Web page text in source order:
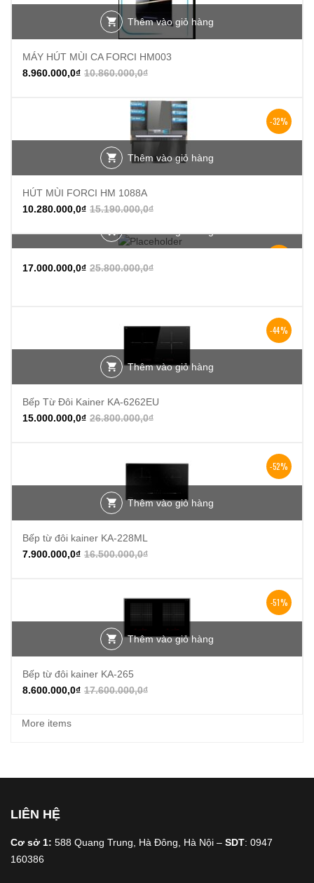
Thêm vào giỏ hàng
MÁY HÚT MÙI CA FORCI HM003
10.860.000,0₫
8.960.000,0₫
-32%
Thêm vào giỏ hàng
HÚT MÙI FORCI HM 1088A
15.190.000,0₫
10.280.000,0₫
25.800.000,0₫
17.000.000,0₫
-44%
Thêm vào giỏ hàng
Bếp Từ Đôi Kainer KA-6262EU
26.800.000,0₫
15.000.000,0₫
-52%
Thêm vào giỏ hàng
Bếp từ đôi kainer KA-228ML
16.500.000,0₫
7.900.000,0₫
-51%
Thêm vào giỏ hàng
Bếp từ đôi kainer KA-265
17.600.000,0₫
8.600.000,0₫
More items
LIÊN HỆ
Cơ sở 1: 588 Quang Trung, Hà Đông, Hà Nội – SDT: 0947
160386